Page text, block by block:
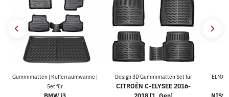
Gummimatten | Kofferraumwanne |
Set für
Design 3D Gummimatten Set für
CITROËN C-ELYSEE 2016-